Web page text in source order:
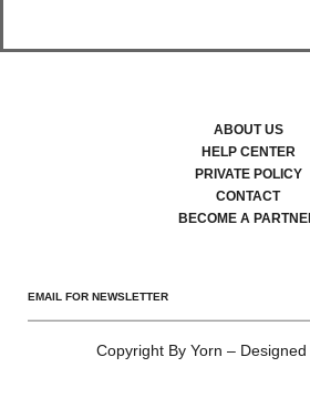
ABOUT US
HELP CENTER
PRIVATE POLICY
CONTACT
BECOME A
Copyright By Yorn –